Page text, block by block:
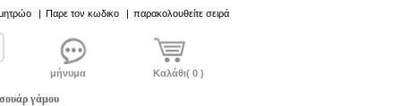
| Παρε τον κωδικο | παρακολουθείτε σειρά
μήνυμα Καλάθι( 0 )
γάμου